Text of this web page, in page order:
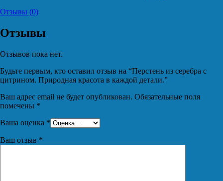
Отзывы (0)
Отзывы
Отзывов пока нет.
Будьте первым, кто оставил отзыв на “Перстень из серебра с
цитрином. Природная красота в каждой детали.”
Ваш адрес email не будет опубликован. Обязательные поля
помечены *
Ваша оценка *
Ваш отзыв *